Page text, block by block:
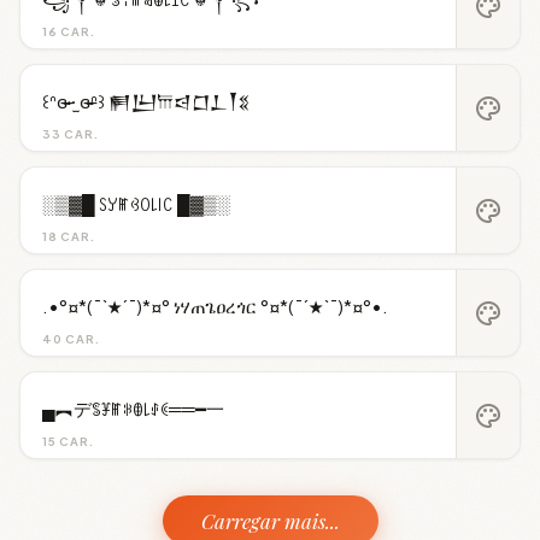
16 CAR.
33 CAR.
꒰ᐢɞ̴̶̷ ·̫ ɞ̴̶̷ᐢ꒱ 𒂍𒌨𐎠𒁀𒆸𒁇𒐕𒐏 palette
18 CAR.
░▒▓█ ꇙꌦꂵꃳꄲ꒒꒐ꉔ █▓▒░ palette
40 CAR.
.•°¤*(¯`★´¯)*¤° ነሃጠጌዐረጎር °¤*(¯´★`¯)*¤°•. palette
15 CAR.
▄︻デꌚꐞꂵꋰꂦ꒒ꂑꀯ══━一 palette
Carregar mais...